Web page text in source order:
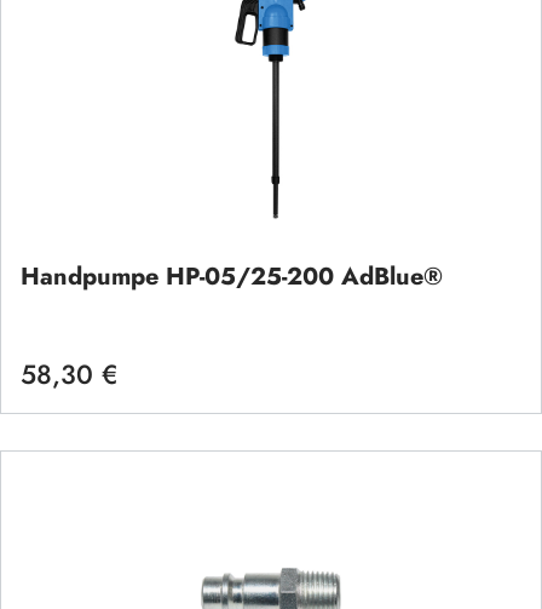
Handpumpe HP-05/25-200 AdBlue®
Regulärer Preis:
58,30 €